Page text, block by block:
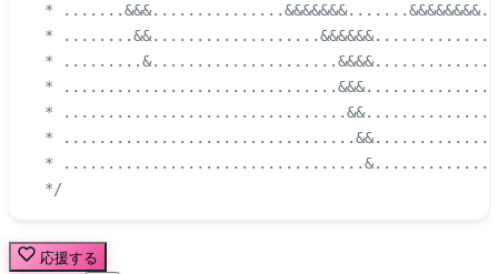
*
*
*
*
*
*
*
*/
応援する